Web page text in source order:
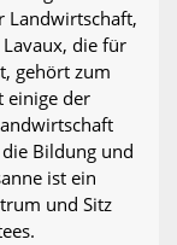
Landwirtschaft,
die für
gehört zum
einige der
Bildung und
ist ein
und Sitz